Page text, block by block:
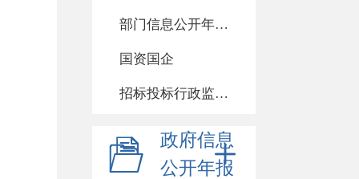
部门信息公开年度报告
国资国企
招标投标行政监督责任清单
政府信息
公开年报